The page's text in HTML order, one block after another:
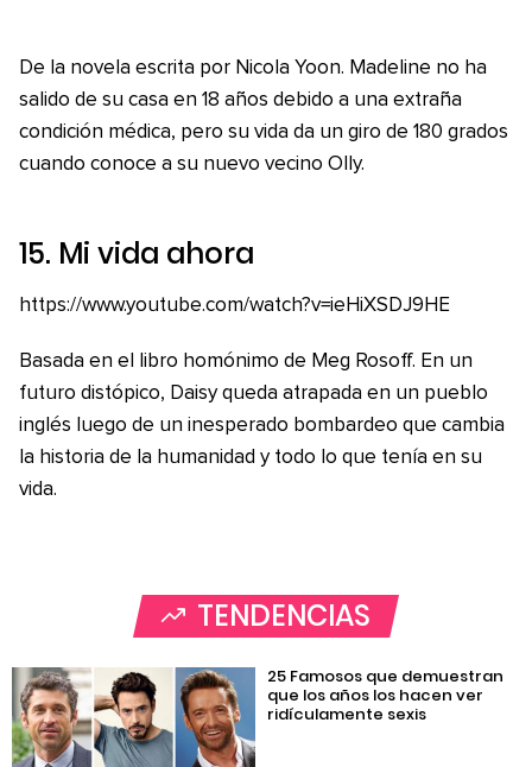
De la novela escrita por Nicola Yoon. Madeline no ha
salido de su casa en 18 años debido a una extraña
condición médica, pero su vida da un giro de 180 grados
cuando conoce a su nuevo vecino Olly.
15. Mi vida ahora
https://www.youtube.com/watch?v=ieHiXSDJ9HE
Basada en el libro homónimo de Meg Rosoff. En un
futuro distópico, Daisy queda atrapada en un pueblo
inglés luego de un inesperado bombardeo que cambia
la historia de la humanidad y todo lo que tenía en su
vida.
TENDENCIAS
25 Famosos que demuestran
que los años los hacen ver
ridículamente sexis